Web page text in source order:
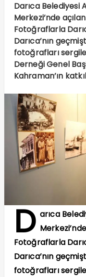
Darıca Belediyesi
Merkezi’nde
Fotoğraflarla
Darıca’nın
fotoğrafları
Derneği Genel
Kahraman’ın
D arıca
Fotoğraflarla
Darıca’nın
fotoğrafları